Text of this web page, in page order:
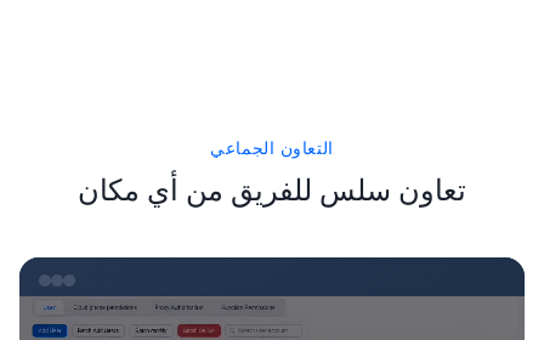
التعاون الجماعي
تعاون سلس للفريق من أي مكان